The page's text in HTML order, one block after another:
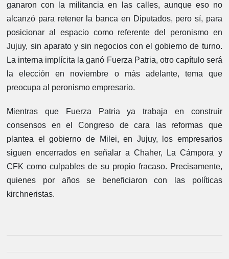
ganaron con la militancia en las calles, aunque eso no
alcanzó para retener la banca en Diputados, pero sí, para
posicionar al espacio como referente del peronismo en
Jujuy, sin aparato y sin negocios con el gobierno de turno.
La interna implícita la ganó Fuerza Patria, otro capítulo será
la elección en noviembre o más adelante, tema que
preocupa al peronismo empresario.
Mientras que Fuerza Patria ya trabaja en construir
consensos en el Congreso de cara las reformas que
plantea el gobierno de Milei, en Jujuy, los empresarios
siguen encerrados en señalar a Chaher, La Cámpora y
CFK como culpables de su propio fracaso. Precisamente,
quienes por años se beneficiaron con las políticas
kirchneristas.